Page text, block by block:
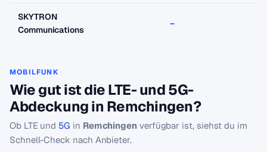
SKYTRON
Communications
–
MOBILFUNK
Wie gut ist die LTE- und 5G-
Abdeckung in Remchingen?
Ob LTE und 5G in Remchingen verfügbar ist, siehst du im
Schnell-Check nach Anbieter.